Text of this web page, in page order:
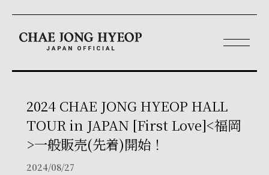
2024 CHAE JONG HYEOP HALL
TOUR in JAPAN [First Love]<福岡
>一般販売(先着)開始！
2024/08/27